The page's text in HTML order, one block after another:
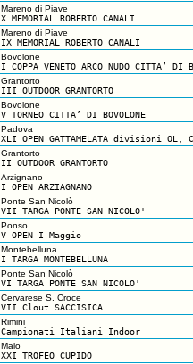
Mareno di Piave
X MEMORIAL ROBERTO CANALI
Mareno di Piave
IX MEMORIAL ROBERTO CANALI
Bovolone
I COPPA VENETO ARCO NUDO CITTA’ DI
Grantorto
III OUTDOOR GRANTORTO
Bovolone
V TORNEO CITTA’ DI BOVOLONE
Padova
XLI OPEN GATTAMELATA divisioni OL,
Grantorto
II OUTDOOR GRANTORTO
Arzignano
I OPEN ARZIAGNANO
Ponte San Nicolò
VII TARGA PONTE SAN NICOLO'
Ponso
V OPEN I Maggio
Montebelluna
I TARGA MONTEBELLUNA
Ponte San Nicolò
VI TARGA PONTE SAN NICOLO'
Cervarese S. Croce
VII Clout SACCISICA
Rimini
Campionati Italiani Indoor
Malo
XXI TROFEO CUPIDO